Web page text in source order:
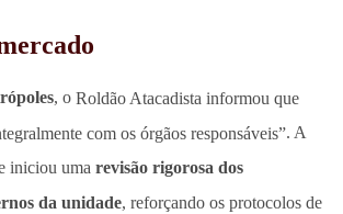
, o Roldão Atacadista informou que
com os órgãos responsáveis”. A
iniciou uma revisão rigorosa dos
da unidade, reforçando os protocolos de